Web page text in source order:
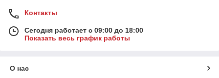
Контакты
Сегодня работает с 09:00 до 18:00
Показать весь график работы
О нас